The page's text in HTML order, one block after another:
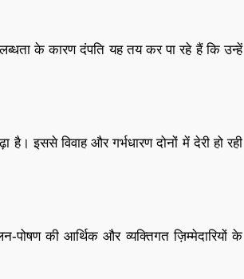
के कारण दंपति यह तय कर पा रहे हैं कि उन्हें
इससे विवाह और गर्भधारण दोनों में देरी हो रही
की आर्थिक और व्यक्तिगत ज़िम्मेदारियों के